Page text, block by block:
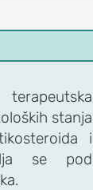
stanja
i
se pod